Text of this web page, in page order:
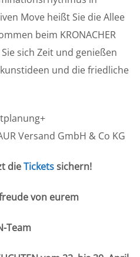
Move heißt Sie die Allee
beim KRONACHER
Sie sich Zeit und genießen
und die friedliche
Versand GmbH & Co KG
dieTicketssichern!
von eurem
Team